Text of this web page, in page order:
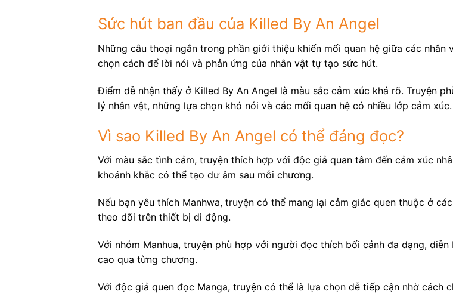
Sức hút ban đầu của Killed By An Angel
Những câu thoại ngắn trong phần giới thiệu khiến mối quan hệ giữa các
chọn cách để lời nói và phản ứng của nhân vật tự tạo sức hút.
Điểm dễ nhận thấy ở Killed By An Angel là màu sắc cảm xúc khá rõ. Truyện
lý nhân vật, những lựa chọn khó nói và các mối quan hệ có nhiều lớp cảm xúc.
Vì sao Killed By An Angel có thể đáng đọc?
Với màu sắc tình cảm, truyện thích hợp với độc giả quan tâm đến cảm xúc
khoảnh khắc có thể tạo dư âm sau mỗi chương.
Nếu bạn yêu thích Manhwa, truyện có thể mang lại cảm giác quen thuộc ở
theo dõi trên thiết bị di động.
Với nhóm Manhua, truyện phù hợp với người đọc thích bối cảnh đa dạng,
cao qua từng chương.
Với độc giả quen đọc Manga, truyện có thể là lựa chọn dễ tiếp cận nhờ cách